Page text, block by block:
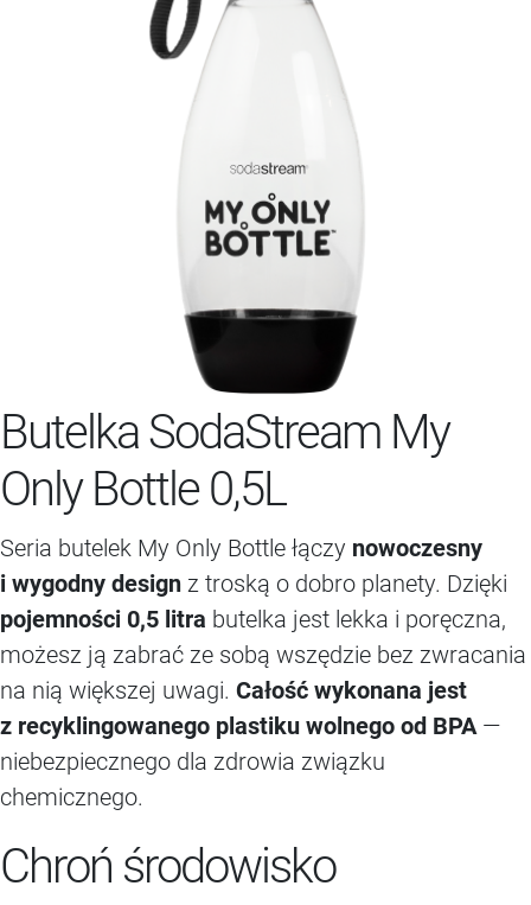
Butelka SodaStream My
Only Bottle 0,5L
Seria butelek My Only Bottle łączy nowoczesny
i wygodny design z troską o dobro planety. Dzięki
pojemności 0,5 litra butelka jest lekka i poręczna,
możesz ją zabrać ze sobą wszędzie bez zwracania
na nią większej uwagi. Całość wykonana jest
z recyklingowanego plastiku wolnego od BPA—
niebezpiecznego dla zdrowia związku
chemicznego.
Chroń środowisko